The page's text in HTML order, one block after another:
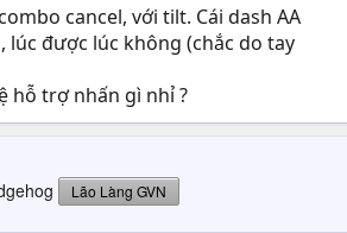
=)
mode 1 combo đi hết 100% hp
ko dùng sub để thoát
cancel, với tilt. Cái dash AA
lúc được lúc không (chắc do tay
hỗ trợ nhấn gì nhỉ ?
Lão Làng GVN